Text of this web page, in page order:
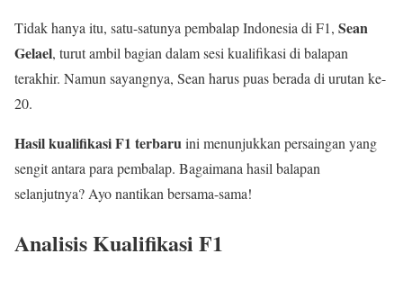
Tidak hanya itu, satu-satunya pembalap Indonesia di F1, Sean
Gelael, turut ambil bagian dalam sesi kualifikasi di balapan
terakhir. Namun sayangnya, Sean harus puas berada di urutan ke-
20.
Hasil kualifikasi F1 terbaruini menunjukkan persaingan yang
sengit antara para pembalap. Bagaimana hasil balapan
selanjutnya? Ayo nantikan bersama-sama!
Analisis Kualifikasi F1